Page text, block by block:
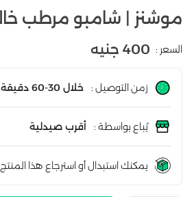
موشنز | شامبو مرطب خالي
السعر : 400 جنيه
زمن التوصيل : خلال 30-60 دقيقة
يُباع بواسطة : أقرب صيدلية
يمكنك استبدال أو استرجاع هذا المنتج